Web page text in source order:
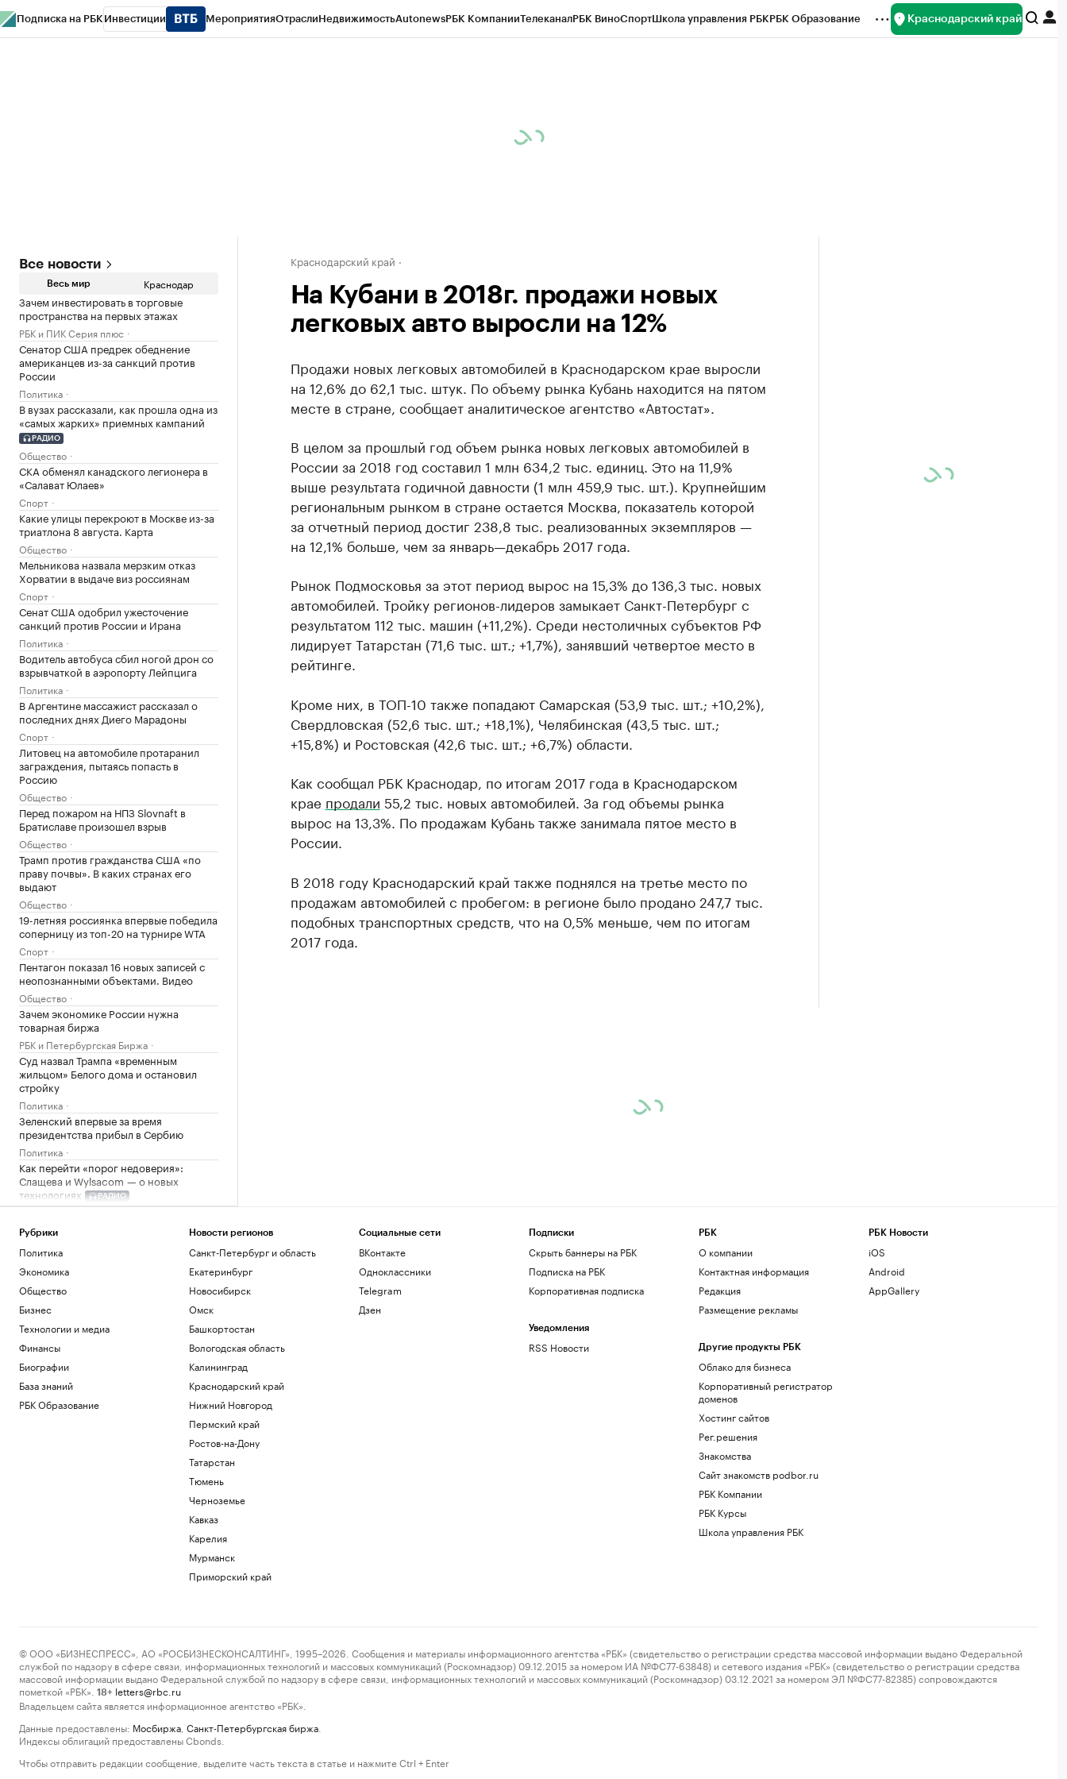
Подписка на РБК Инвестиции МероприятияОтраслиНедвижимостьAutonewsРБК КомпанииТелеканалРБК ВиноСпортШкола управления РБКРБК Образование Краснодарский край
Все новости
Весь мир Краснодар
Зачем инвестировать в торговые
пространства на первых этажах
РБК и ПИК Серия плюс
Сенатор США предрек обеднение
американцев из-за санкций против
России
Политика
В вузах рассказали, как прошла одна из
«самых жарких» приемных кампаний
РАДИО
Общество
СКА обменял канадского легионера в
«Салават Юлаев»
Спорт
Какие улицы перекроют в Москве из-за
триатлона 8 августа. Карта
Общество
Мельникова назвала мерзким отказ
Хорватии в выдаче виз россиянам
Спорт
Сенат США одобрил ужесточение
санкций против России и Ирана
Политика
Водитель автобуса сбил ногой дрон со
взрывчаткой в аэропорту Лейпцига
Политика
В Аргентине массажист рассказал о
последних днях Диего Марадоны
Спорт
Литовец на автомобиле протаранил
заграждения, пытаясь попасть в
Россию
Общество
Перед пожаром на НПЗ Slovnaft в
Братиславе произошел взрыв
Общество
Трамп против гражданства США «по
праву почвы». В каких странах его
выдают
Общество
19-летняя россиянка впервые победила
соперницу из топ-20 на турнире WTA
Спорт
Пентагон показал 16 новых записей с
неопознанными объектами. Видео
Общество
Зачем экономике России нужна
товарная биржа
РБК и Петербургская Биржа
Суд назвал Трампа «временным
жильцом» Белого дома и остановил
стройку
Политика
Зеленский впервые за время
президентства прибыл в Сербию
Политика
Как перейти «порог недоверия»:
Слащева и Wylsacom — о новых
технологиях
РАДИО
Посольство России назвало инцидент с
дроном в Лейпциге провокацией
Политика
Рубио рассказал, как США затягивают
«петлю» вокруг Кубы
Политика
Загрузить еще
Краснодарский край
На Кубани в 2018г. продажи новых
легковых авто выросли на 12%
Продажи новых легковых автомобилей в Краснодарском крае выросли
на 12,6% до 62,1 тыс. штук. По объему рынка Кубань находится на пятом
месте в стране, сообщает аналитическое агентство «Автостат».
В целом за прошлый год объем рынка новых легковых автомобилей в
России за 2018 год составил 1 млн 634,2 тыс. единиц. Это на 11,9%
выше результата годичной давности (1 млн 459,9 тыс. шт.). Крупнейшим
региональным рынком в стране остается Москва, показатель которой
за отчетный период достиг 238,8 тыс. реализованных экземпляров —
на 12,1% больше, чем за январь—декабрь 2017 года.
Рынок Подмосковья за этот период вырос на 15,3% до 136,3 тыс. новых
автомобилей. Тройку регионов-лидеров замыкает Санкт-Петербург с
результатом 112 тыс. машин (+11,2%). Среди нестоличных субъектов РФ
лидирует Татарстан (71,6 тыс. шт.; +1,7%), занявший четвертое место в
рейтинге.
Кроме них, в ТОП-10 также попадают Самарская (53,9 тыс. шт.; +10,2%),
Свердловская (52,6 тыс. шт.; +18,1%), Челябинская (43,5 тыс. шт.;
+15,8%) и Ростовская (42,6 тыс. шт.; +6,7%) области.
Как сообщал РБК Краснодар, по итогам 2017 года в Краснодарском
крае продали 55,2 тыс. новых автомобилей. За год объемы рынка
вырос на 13,3%. По продажам Кубань также занимала пятое место в
России.
В 2018 году Краснодарский край также поднялся на третье место по
продажам автомобилей с пробегом: в регионе было продано 247,7 тыс.
подобных транспортных средств, что на 0,5% меньше, чем по итогам
2017 года.
Рубрики
Политика
Экономика
Общество
Бизнес
Технологии и медиа
Финансы
Биографии
База знаний
РБК Образование
Новости регионов
Санкт-Петербург и область
Екатеринбург
Новосибирск
Омск
Башкортостан
Вологодская область
Калининград
Краснодарский край
Нижний Новгород
Пермский край
Ростов-на-Дону
Татарстан
Тюмень
Черноземье
Кавказ
Карелия
Мурманск
Приморский край
Социальные сети
ВКонтакте
Одноклассники
Telegram
Дзен
Подписки
Скрыть баннеры на РБК
Подписка на РБК
Корпоративная подписка
Уведомления
RSS Новости
РБК
О компании
Контактная информация
Редакция
Размещение рекламы
Другие продукты РБК
Облако для бизнеса
Корпоративный регистратор
доменов
Хостинг сайтов
Рег.решения
Знакомства
Сайт знакомств podbor.ru
РБК Компании
РБК Курсы
Школа управления РБК
РБК Новости
iOS
Android
AppGallery
© ООО «БИЗНЕСПРЕСС», АО «РОСБИЗНЕСКОНСАЛТИНГ», 1995–2026. Сообщения и материалы информационного агентства «РБК» (свидетельство о регистрации средства массовой информации выдано Федеральной
службой по надзору в сфере связи, информационных технологий и массовых коммуникаций (Роскомнадзор) 09.12.2015 за номером ИА №ФС77-63848) и сетевого издания «РБК» (свидетельство о регистрации средства
массовой информации выдано Федеральной службой по надзору в сфере связи, информационных технологий и массовых коммуникаций (Роскомнадзор) 03.12.2021 за номером ЭЛ №ФС77-82385) сопровождаются
пометкой «РБК».
18+ letters@rbc.ru
Владельцем сайта является информационное агентство «РБК».
Данные предоставлены: Мосбиржа Санкт-Петербургская биржа
Индексы облигаций предоставлены Cbonds.
Чтобы отправить редакции сообщение, выделите часть текста в статье и нажмите Ctrl + Enter